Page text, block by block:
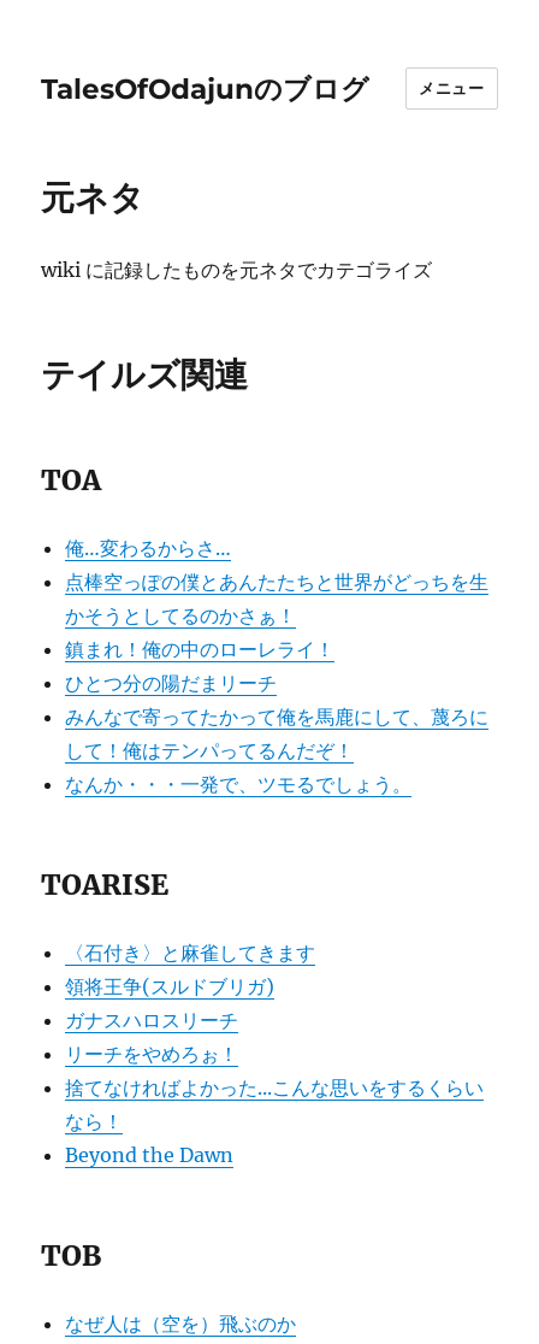
TalesOfOdajunのブログ メニュー
元ネタ
wiki に記録したものを元ネタでカテゴライズ
テイルズ関連
TOA
俺…変わるからさ…
点棒空っぽの僕とあんたたちと世界がどっちを生
かそうとしてるのかさぁ！
鎮まれ！俺の中のローレライ！
ひとつ分の陽だまリーチ
みんなで寄ってたかって俺を馬鹿にして、蔑ろに
して！俺はテンパってるんだぞ！
なんか・・・一発で、ツモるでしょう。
TOARISE
〈石付き〉と麻雀してきます
領将王争(スルドブリガ)
ガナスハロスリーチ
リーチをやめろぉ！
捨てなければよかった...こんな思いをするくらい
なら！
Beyond the Dawn
TOB
なぜ人は（空を）飛ぶのか